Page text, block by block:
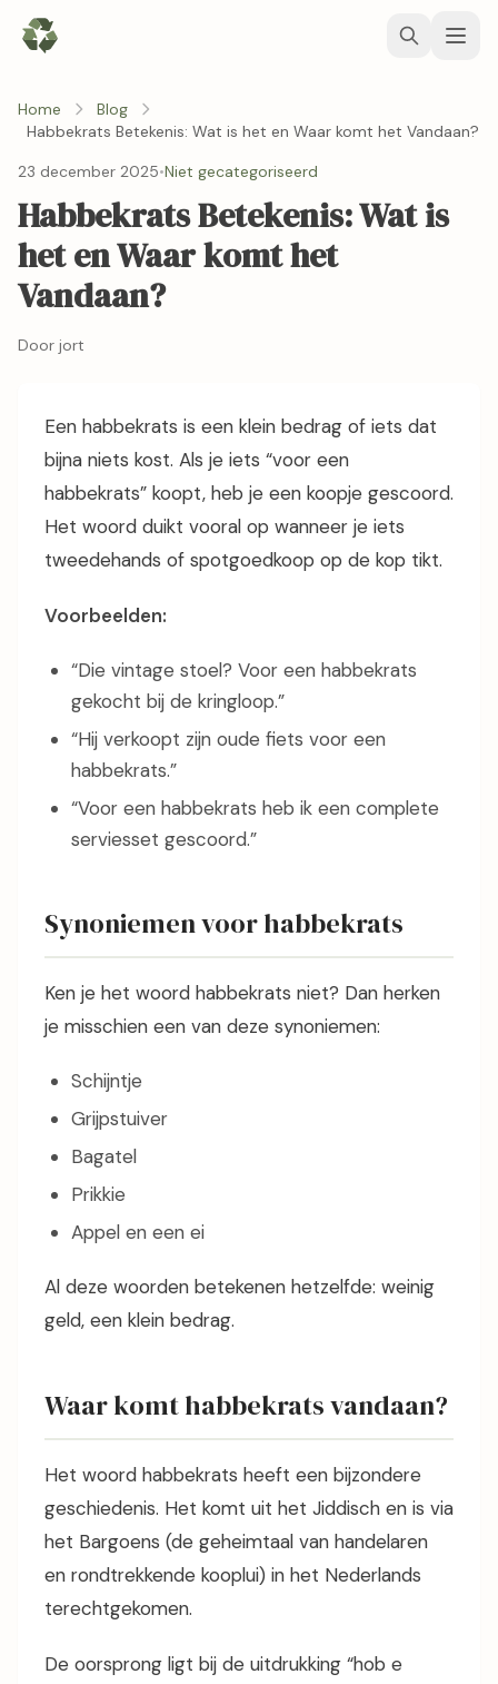
Home
Blog
Habbekrats Betekenis: Wat is het en Waar komt het Vandaan?
23 december 2025•Niet gecategoriseerd
Habbekrats Betekenis: Wat is
het en Waar komt het
Vandaan?
Door jort
Een habbekrats is een klein bedrag of iets dat
bijna niets kost. Als je iets “voor een
habbekrats” koopt, heb je een koopje gescoord.
Het woord duikt vooral op wanneer je iets
tweedehands of spotgoedkoop op de kop tikt.
Voorbeelden:
“Die vintage stoel? Voor een habbekrats
gekocht bij de kringloop.”
“Hij verkoopt zijn oude fiets voor een
habbekrats.”
“Voor een habbekrats heb ik een complete
serviesset gescoord.”
Synoniemen voor habbekrats
Ken je het woord habbekrats niet? Dan herken
je misschien een van deze synoniemen:
Schijntje
Grijpstuiver
Bagatel
Prikkie
Appel en een ei
Al deze woorden betekenen hetzelfde: weinig
geld, een klein bedrag.
Waar komt habbekrats vandaan?
Het woord habbekrats heeft een bijzondere
geschiedenis. Het komt uit het Jiddisch en is via
het Bargoens (de geheimtaal van handelaren
en rondtrekkende kooplui) in het Nederlands
terechtgekomen.
De oorsprong ligt bij de uitdrukking “hob e